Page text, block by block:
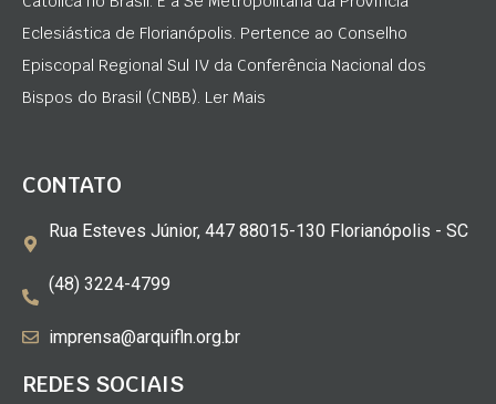
Eclesiástica de Florianópolis. Pertence ao Conselho
Episcopal Regional Sul IV da Conferência Nacional dos
Bispos do Brasil (CNBB). Ler Mais
CONTATO
Rua Esteves Júnior, 447 88015-130 Florianópolis - SC
(48) 3224-4799
imprensa@arquifln.org.br
REDES SOCIAIS